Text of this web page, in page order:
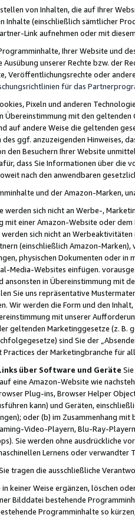
von Inhalten, die auf Ihrer
Inhalte (einschließlich sämtlicher
Link aufnehmen oder mit
Ihrer Website und
unserer Rechte bzw. der
Veröffentlichungsrechte oder
für das
Pixeln und anderen
Übereinstimmung mit den
auf andere Weise die geltenden
ggf. anzuzeigenden Hinweises,
den Besuchern Ihrer Website
dass Sie Informationen über die
nach den anwendbaren
und der Amazon-Marken,
werden sich nicht an Werbe-,
mit einer Amazon-Website oder
sich nicht an
(einschließlich Amazon-
physischen Dokumenten oder in
Media-Websites einfügen.
ansonsten in Übereinstimmung mit
Sie uns repräsentative
Wir werden die Form und den
mit unserer
geltenden Marketinggesetze (z. B.
sind Sie der
Practices der Marketingbranche für
über Software und Geräte
eine Amazon-Website wie
Plug-ins, Browser Helper
kann) und Geräten,
oder (b) im Zusammenhang
Video-Playern, Blu-Ray-
Sie werden ohne ausdrückliche
Lernens oder
tragen die ausschließliche
keiner Weise ergänzen, löschen
Bilddatei bestehende
Programminhalte so